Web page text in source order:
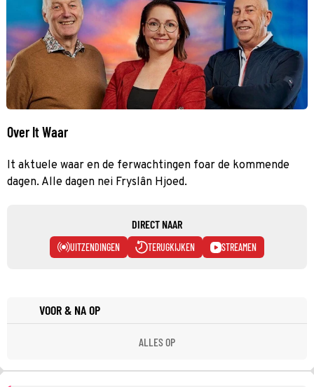
Over It Waar
It aktuele waar en de ferwachtingen foar de kommende
dagen. Alle dagen nei Fryslân Hjoed.
DIRECT NAAR
UITZENDINGEN TERUGKIJKEN STREAMEN
VOOR & NA OP
ALLES OP